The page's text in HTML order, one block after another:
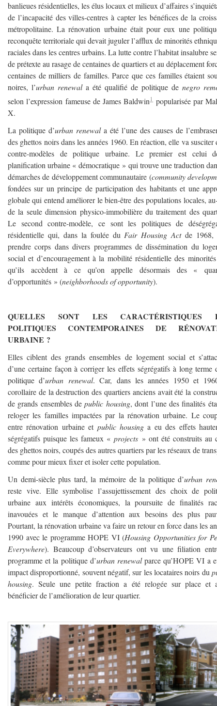
banlieues résidentielles, les élus locaux et milieux d’affaires
de l’incapacité des villes-centres à capter les bénéfices de la
métropolitaine. La rénovation urbaine était pour eux une
reconquête territoriale qui devait juguler l’afflux de minorités
raciales dans les centres urbains. La lutte contre l’habitat insalubre
de prétexte au rasage de centaines de quartiers et au déplacement
centaines de milliers de familles. Parce que ces familles étaient
noires, l’urban renewala été qualifié de politique de negro
selon l’expression fameuse de James Baldwin1popularisée par
X.
La politique d’urban renewala été l’une des causes de
des ghettos noirs dans les années 1960. En réaction, elle va susciter
contre-modèles de politique urbaine. Le premier est celui
planification urbaine « démocratique » qui trouve une traduction
démarches de développement communautaire (community
fondées sur un principe de participation des habitants et une
globale qui entend améliorer le bien-être des populations locales,
de la seule dimension physico-immobilière du traitement des
Le second contre-modèle, ce sont les politiques de
résidentielle qui, dans la foulée duFair Housing Actde 1968,
prendre corps dans divers programmes de dissémination du
social et d’encouragement à la mobilité résidentielle des
qu’ils accèdent à ce qu’on appelle désormais des «
d’opportunités » (neighborhoods of opportunity).
QUELLES SONT LES CARACTÉRISTIQUES
POLITIQUES CONTEMPORAINES DE
URBAINE ?
Elles ciblent des grands ensembles de logement social et
d’une certaine façon à corriger les effets ségrégatifs à long terme
politique d’urban renewal. Car, dans les années 1950 et
corollaire de la destruction des quartiers anciens avait été la
de grands ensembles depublic housing, dont l’une des finalités
reloger les familles impactées par la rénovation urbaine. Le
entre rénovation urbaine et public housing a eu des effets
ségrégatifs puisque les fameux «projects » ont été construits au
des ghettos noirs, coupés des autres quartiers par les réseaux de
comme pour mieux fixer et isoler cette population.
Un demi-siècle plus tard, la mémoire de la politique d’urban
reste vive. Elle symbolise l’assujettissement des choix de
urbaine aux intérêts économiques, la poursuite de finalités
inavouées et le manque d’attention aux besoins des plus
Pourtant, la rénovation urbaine va faire un retour en force dans les
1990 avec le programme HOPE VI (Housing Opportunities for
Everywhere). Beaucoup d’observateurs ont vu une filiation
programme et la politique d’urban renewalparce qu’HOPE VI a
impact disproportionné, souvent négatif, sur les locataires noirs du
housing. Seule une petite fraction a été relogée sur place et
bénéficier de l’amélioration de leur quartier.